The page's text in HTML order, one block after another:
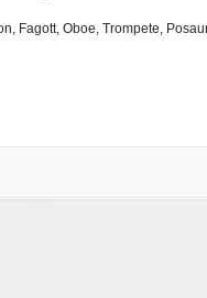
Fagott, Oboe, Trompete,